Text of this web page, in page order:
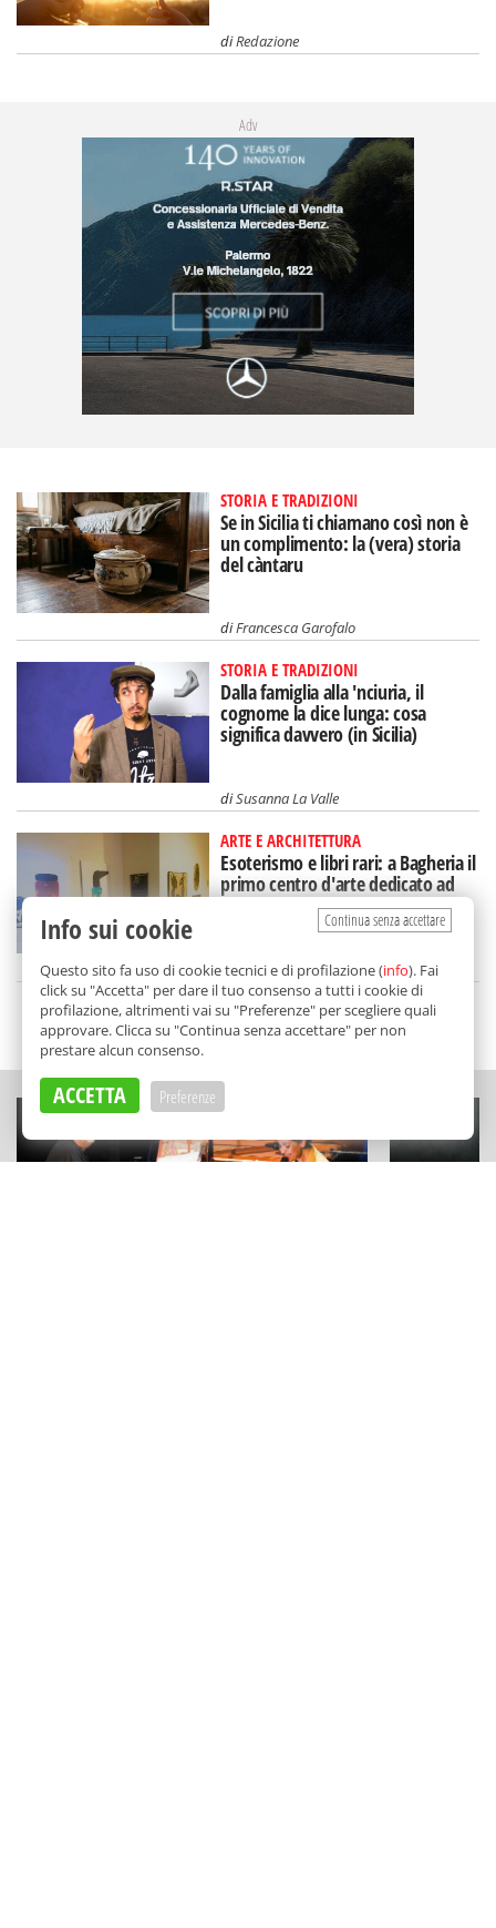
diRedazione
Adv
STORIA E TRADIZIONI
Se in Sicilia ti chiamano così non è
un complimento: la (vera) storia
del càntaru
diFrancesca Garofalo
STORIA E TRADIZIONI
Dalla famiglia alla 'nciuria, il
cognome la dice lunga: cosa
significa davvero (in Sicilia)
diSusanna La Valle
ARTE E ARCHITETTURA
Esoterismo e libri rari: a Bagheria il
primo centro d'arte dedicato ad
Aleister Crowley
diRedazione
SCELTO DA BALARM
Continua senza accettare
Info sui cookie
Questo sito fa uso di cookie tecnici e di profilazione (info). Fai
click su "Accetta" per dare il tuo consenso a tutti i cookie di
profilazione, altrimenti vai su "Preferenze" per scegliere quali
approvare. Clicca su "Continua senza accettare" per non
prestare alcun consenso.
ACCETTA Preferenze